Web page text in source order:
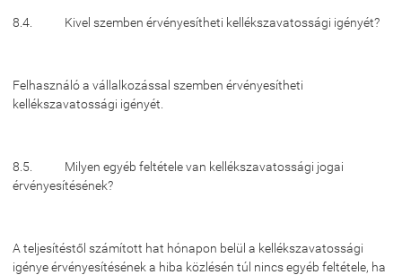
8.4. Kivel szemben érvényesítheti kellékszavatossági igényét?
Felhasználó a vállalkozással szemben érvényesítheti
kellékszavatossági igényét.
8.5. Milyen egyéb feltétele van kellékszavatossági jogai
érvényesítésének?
A teljesítéstől számított hat hónapon belül a kellékszavatossági
igénye érvényesítésének a hiba közlésén túl nincs egyéb feltétele, ha